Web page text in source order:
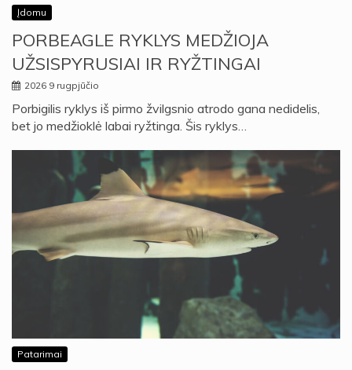
Įdomu
PORBEAGLE RYKLYS MEDŽIOJA
UŽSISPYRUSIAI IR RYŽTINGAI
2026 9 rugpjūčio
Porbigilis ryklys iš pirmo žvilgsnio atrodo gana nedidelis,
bet jo medžioklė labai ryžtinga. Šis ryklys…
Patarimai